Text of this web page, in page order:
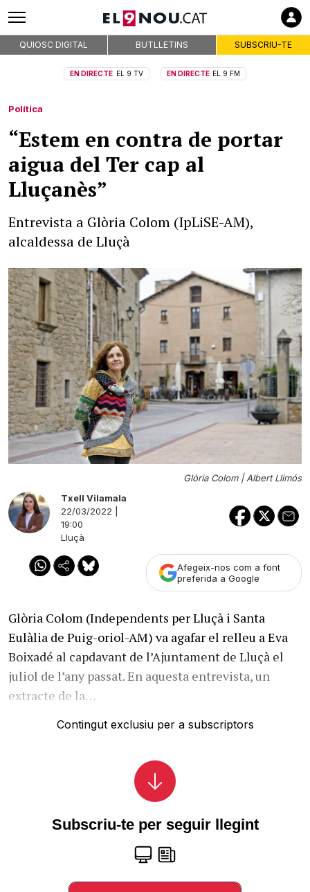
QUIOSC DIGITAL BUTLLETINS SUBSCRIU-TE
EN DIRECTE EL 9 TV EN DIRECTE EL 9 FM
Política
“Estem en contra de portar
aigua del Ter cap al
Lluçanès”
Entrevista a Glòria Colom (IpLiSE-AM),
alcaldessa de Lluçà
Glòria Colom |Albert Llimós
Txell Vilamala
22/03/2022 |
19:00
Lluçà
Afegeix-nos com a font
preferida a Google
Glòria Colom (Independents per Lluçà i Santa
Eulàlia de Puig-oriol-AM) va agafar el relleu a Eva
Boixadé al capdavant de l’Ajuntament de Lluçà el
juliol de l’any passat. En aquesta entrevista, un
extracte de la…
Contingut exclusiu per a subscriptors